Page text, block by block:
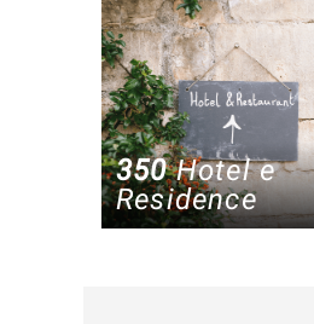
350Hotel e
Residence